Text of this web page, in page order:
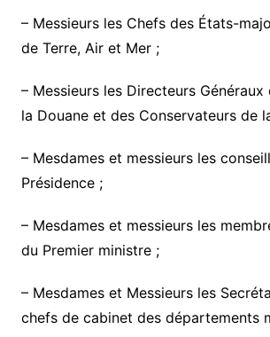
– Messieurs les Chefs des États-
de Terre, Air et Mer ;
– Messieurs les Directeurs
la Douane et des Conservateurs de
– Mesdames et messieurs les
Présidence ;
– Mesdames et messieurs les
du Premier ministre ;
– Mesdames et Messieurs les
chefs de cabinet des départements